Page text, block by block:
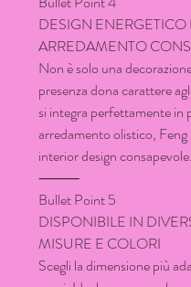
DESIGN ENERGETICO
ARREDAMENTO
Non è solo una
presenza dona carattere
si integra perfettamente in
arredamento olistico, Feng
interior design consapevole.
⸻
Bullet Point 5
DISPONIBILE IN
MISURE E COLORI
Scegli la dimensione più